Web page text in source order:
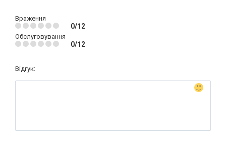
Враження
0/12
Обслуговування
0/12
Відгук: